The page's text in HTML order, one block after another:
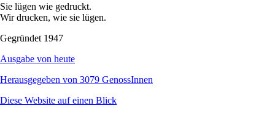
Sie lügen wie gedruckt.
Wir drucken, wie sie lügen.
Gegründet 1947
Ausgabe von heute
Herausgegeben von 3079 GenossInnen
Diese Website auf einen Blick